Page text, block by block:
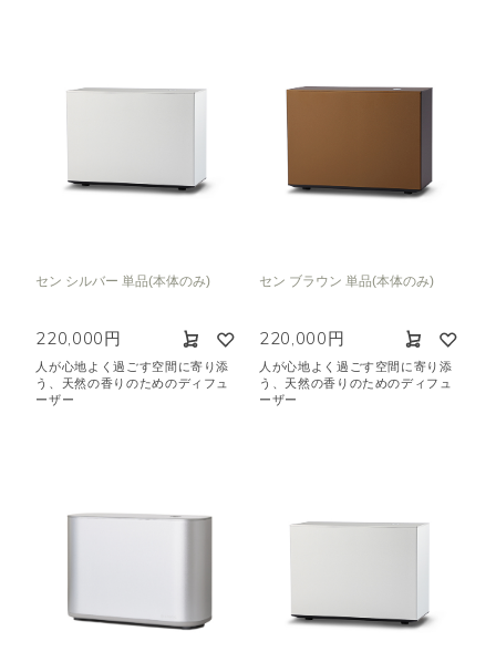
セン シルバー 単品(本体のみ)
220,000円
人が心地よく過ごす空間に寄り添
う、天然の香りのためのディフュ
ーザー
セン ブラウン 単品(本体のみ)
220,000円
人が心地よく過ごす空間に寄り添
う、天然の香りのためのディフュ
ーザー